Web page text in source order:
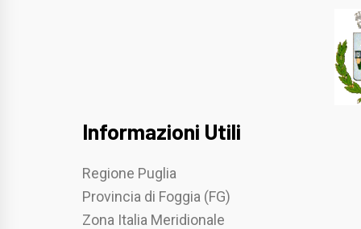
Informazioni Utili
Regione Puglia
Provincia di Foggia (FG)
Zona Italia Meridionale